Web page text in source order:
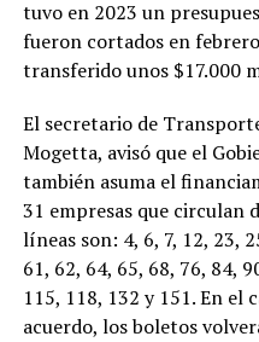
tuvo en 2023 un
fueron cortados en
transferido unos $17.000
El secretario de
Mogetta, avisó que el
también asuma el
31 empresas que circulan
líneas son: 4, 6, 7, 12, 23,
61, 62, 64, 65, 68, 76, 84,
115, 118, 132 y 151. En el
acuerdo, los boletos